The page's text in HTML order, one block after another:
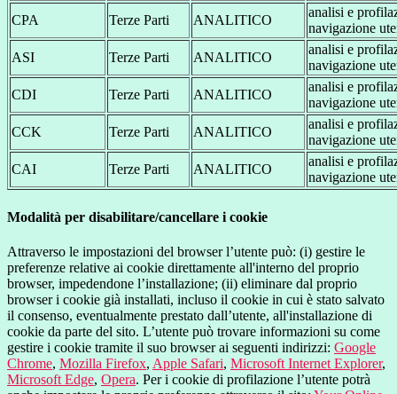
CPA
Terze Parti ANALITICO
analisi e
navigazione
ASI
Terze Parti ANALITICO
analisi e
navigazione
CDI
Terze Parti ANALITICO
analisi e
navigazione
CCK
Terze Parti ANALITICO
analisi e
navigazione
CAI
Terze Parti ANALITICO
analisi e
navigazione
Modalità per disabilitare/cancellare i cookie
Attraverso le impostazioni del browser l’utente può: (i) gestire le
preferenze relative ai cookie direttamente all'interno del proprio
browser, impedendone l’installazione; (ii) eliminare dal proprio
browser i cookie già installati, incluso il cookie in cui è stato salvato
il consenso, eventualmente prestato dall’utente, all'installazione di
cookie da parte del sito. L’utente può trovare informazioni su come
gestire i cookie tramite il suo browser ai seguenti indirizzi: Google
Chrome, Mozilla Firefox, Apple Safari, Microsoft Internet Explorer,
Microsoft Edge, Opera. Per i cookie di profilazione l’utente potrà